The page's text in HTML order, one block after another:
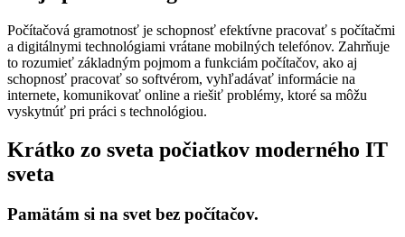
Počítačová gramotnosť je schopnosť efektívne pracovať s počítačmi
a digitálnymi technológiami vrátane mobilných telefónov. Zahrňuje
to rozumieť základným pojmom a funkciám počítačov, ako aj
schopnosť pracovať so softvérom, vyhľadávať informácie na
internete, komunikovať online a riešiť problémy, ktoré sa môžu
vyskytnúť pri práci s technológiou.
Krátko zo sveta počiatkov moderného IT
sveta
Pamätám si na svet bez počítačov.